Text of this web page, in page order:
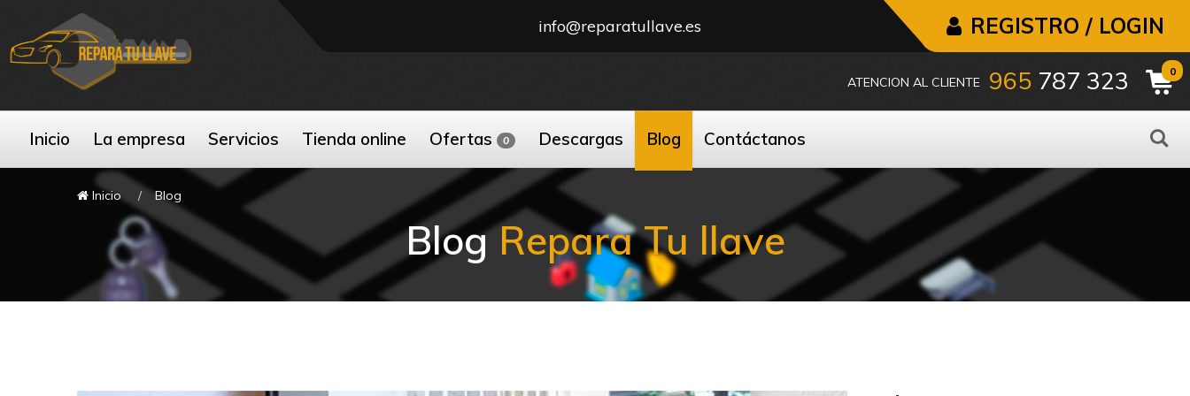
info@reparatullave.es REGISTRO / LOGIN
ATENCION AL CLIENTE 965 787 323 0
Inicio La empresa Servicios Tienda online Ofertas 0 Descargas Blog Contáctanos
Inicio Blog
BlogRepara Tu llave